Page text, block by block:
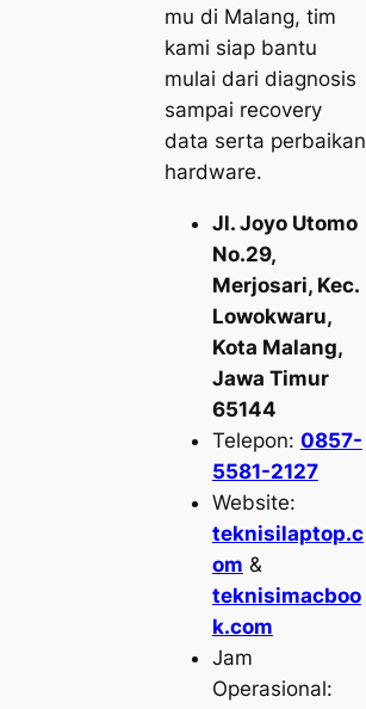
mu di Malang, tim
kami siap bantu
mulai dari diagnosis
sampai recovery
data serta perbaikan
hardware.
Jl. Joyo Utomo
No.29,
Merjosari, Kec.
Lowokwaru,
Kota Malang,
Jawa Timur
65144
Telepon: 0857-
5581-2127
Website:
teknisilaptop.c
om &
teknisimacboo
k.com
Jam
Operasional: